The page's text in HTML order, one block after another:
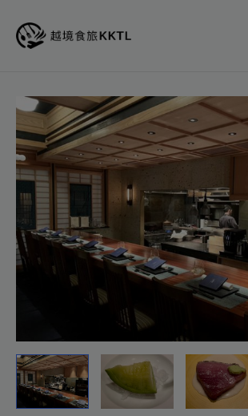
Ao
Nishiazabu
西
麻
布
蒼
代
量